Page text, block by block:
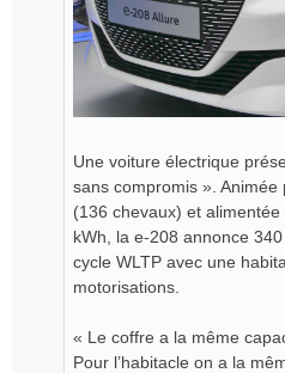
Une voiture électrique
sans compromis ».
(136 chevaux) et
kWh, la e-208 annonce
cycle WLTP avec une
motorisations.
« Le coffre a la même
Pour l’habitacle on a la